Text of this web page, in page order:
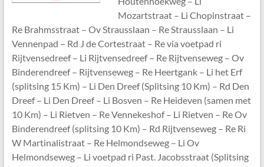
Mozartstraat – Li Chopinstraat –
Re Brahmsstraat – Ov Strausslaan – Re Strausslaan – Li
Vennenpad – Rd J de Cortestraat – Re via voetpad ri
Rijtvensedreef – Li Rijtvensedreef – Re Rijtvenseweg – Ov
Binderendreef – Rijtvenseweg – Re Heertgank – Li het Erf
(splitsing 15 Km) – Li Den Dreef (Splitsing 10 Km) – Rd Den
Dreef – Li Den Dreef – Li Bosven – Re Heideven (samen met
10 Km) – Li Rietven – Re Vennekeshof – Li Rietven – Re Ov
Binderendreef (splitsing 10 Km) – Rd Rijtvenseweg – Re Ri
W Martinalistraat – Re Helmondseweg – Li Ov
Helmondseweg – Li voetpad ri Past. Jacobsstraat (Splitsing